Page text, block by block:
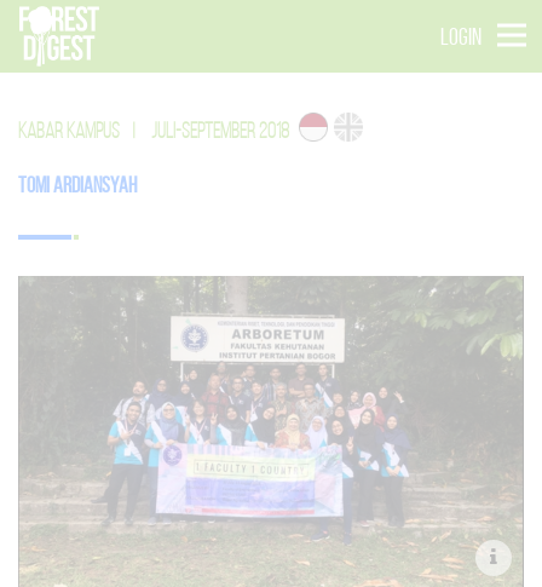
LOGIN
KABAR KAMPUS JULI-SEPTEMBER 2018
Tomi Ardiansyah